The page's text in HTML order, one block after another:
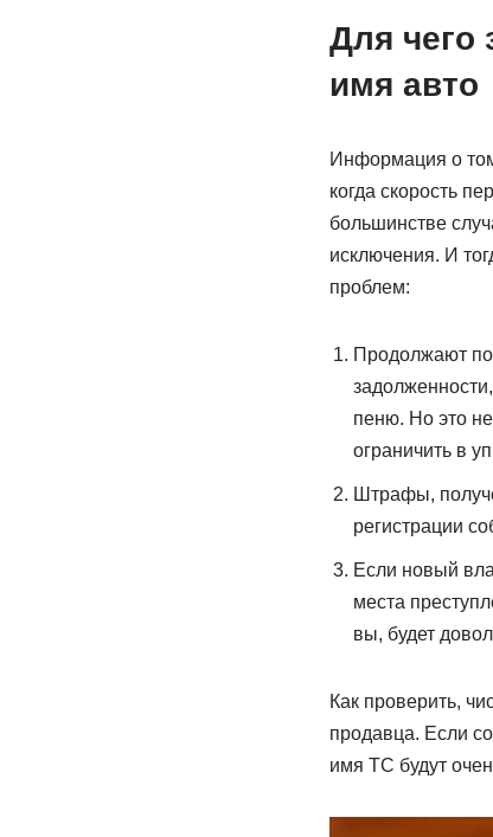
Для чего
имя авто
Информация о
когда скорость
большинстве
исключения. И
проблем:
Продолжают
пеню. Но это
ограничить в
Штрафы,
регистрации
Если новый
места
вы, будет
Как проверить,
продавца. Если
имя ТС будут